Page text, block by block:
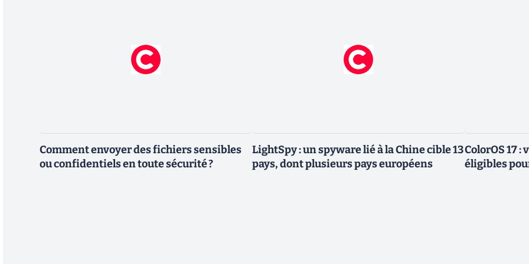
Comment envoyer des fichiers sensibles
ou confidentiels en toute sécurité ?
LightSpy : un spyware lié à la Chine cible 13
pays, dont plusieurs pays européens
ColorOS 17
éligibles